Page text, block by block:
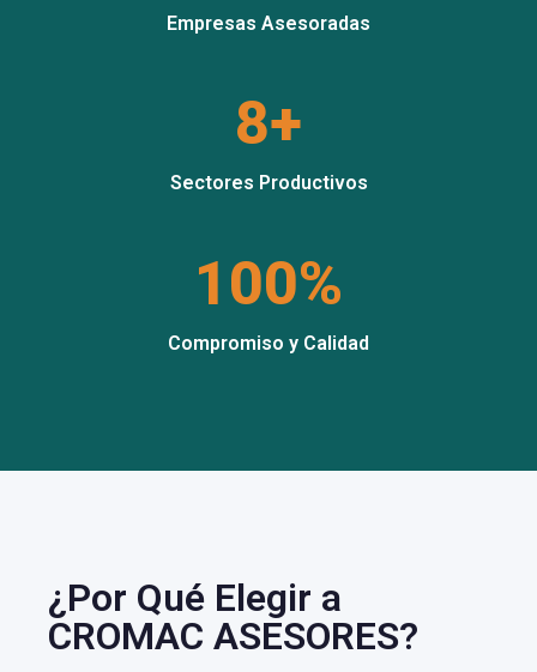
Empresas Asesoradas
8+
Sectores Productivos
100%
Compromiso y Calidad
¿Por Qué Elegir a
CROMAC ASESORES?